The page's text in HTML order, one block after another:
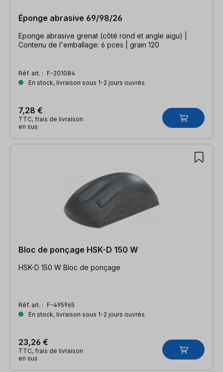
Éponge abrasive 69/98/26
Eponge abrasive grenat (côté rond et angle aigu) |
Contenu de l'emballage: 6 pces | grain 120
Réf. art. : F-201084
En stock, livraison sous 1-2 jours ouvrés
7,28 €
TTC, frais de livraison
en sus
Bloc de ponçage HSK-D 150 W
HSK-D 150 W Bloc de ponçage
Réf. art. : F-495965
En stock, livraison sous 1-2 jours ouvrés
23,26 €
TTC, frais de livraison
en sus